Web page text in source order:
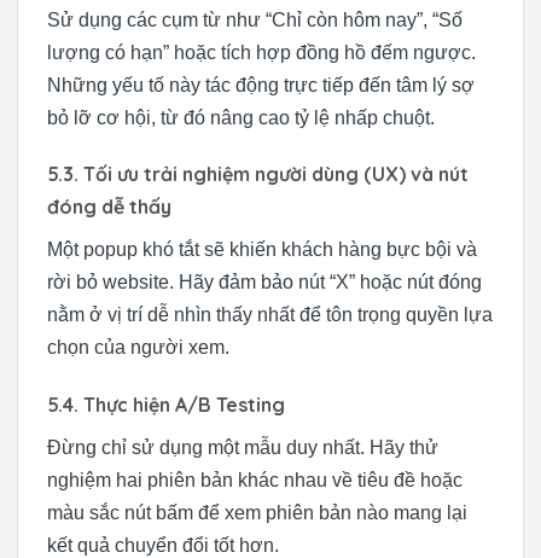
Sử dụng các cụm từ như “Chỉ còn hôm nay”, “Số
lượng có hạn” hoặc tích hợp đồng hồ đếm ngược.
Những yếu tố này tác động trực tiếp đến tâm lý sợ
bỏ lỡ cơ hội, từ đó nâng cao tỷ lệ nhấp chuột.
5.3. Tối ưu trải nghiệm người dùng (UX) và nút
đóng dễ thấy
Một popup khó tắt sẽ khiến khách hàng bực bội và
rời bỏ website. Hãy đảm bảo nút “X” hoặc nút đóng
nằm ở vị trí dễ nhìn thấy nhất để tôn trọng quyền lựa
chọn của người xem.
5.4. Thực hiện A/B Testing
Đừng chỉ sử dụng một mẫu duy nhất. Hãy thử
nghiệm hai phiên bản khác nhau về tiêu đề hoặc
màu sắc nút bấm để xem phiên bản nào mang lại
kết quả chuyển đổi tốt hơn.